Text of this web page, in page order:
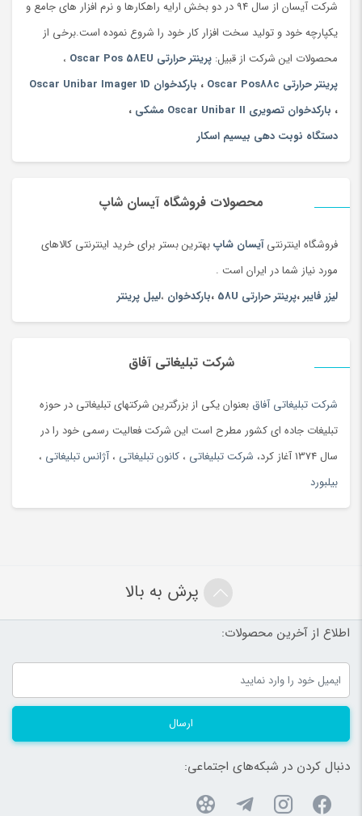
شرکت آیسان از سال 94 در دو بخش ارایه راهکارها و نرم افزار های جامع و
یکپارچه خود و تولید سخت افزار کار خود را شروع نموده است.برخی از
محصولات این شرکت از قبیل: پرینتر حرارتی Oscar Pos 58EU
،
پرینتر حرارتی Oscar Pos88c
، بارکدخوان Oscar Unibar Imager 1D
، بارکدخوان تصویری Oscar Unibar II مشکی
،
دستگاه نوبت دهی بیسیم اسکار
محصولات فروشگاه آیسان شاپ
فروشگاه اینترنتیآیسان شاپبهترین بستر برای خرید اینترنتی کالاهای
مورد نیاز شما در ایران است .
لیزر فایبر،پرینتر حرارتی 58U ،بارکدخوان ،لیبل پرینتر
شرکت تبلیغاتی آفاق
شرکت تبلیغاتی آفاق بعنوان یکی از بزرگترین شرکتهای تبلیغاتی در حوزه
تبلیغات جاده ای کشور مطرح است این شرکت فعالیت رسمی خود را در
سال 1374 آغاز کرد،
شرکت تبلیغاتی ، کانون تبلیغاتی ،آژانس تبلیغاتی ،
بیلبورد
پرش به بالا
اطلاع از آخرین محصولات:
ارسال
دنبال کردن در شبکه‌های اجتماعی: